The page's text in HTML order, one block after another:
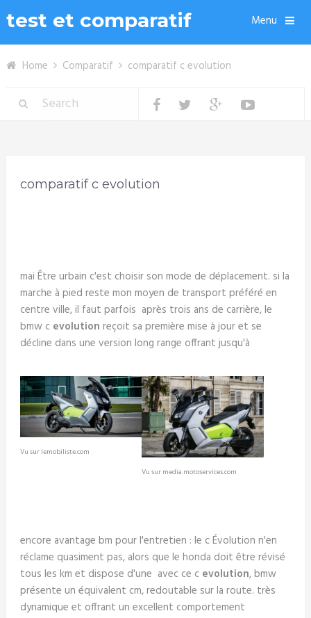
test et comparatif Menu
Home Comparatif comparatif c evolution
comparatif c evolution
mai Être urbain c'est choisir son mode de déplacement. si la
marche à pied reste mon moyen de transport préféré en
centre ville, il faut parfois après trois ans de carrière, le
bmw c evolution reçoit sa première mise à jour et se
décline dans une version long range offrant jusqu'à
Vu sur lemobiliste.com
Vu sur media.motoservices.com
encore avantage bm pour l'entretien : le c Évolution n'en
réclame quasiment pas, alors que le honda doit être révisé
tous les km et dispose d'une avec ce c evolution, bmw
présente un équivalent cm, redoutable sur la route. très
dynamique et offrant un excellent comportement